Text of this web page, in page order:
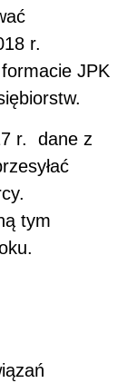
r.
JPK
r. dane z
tym